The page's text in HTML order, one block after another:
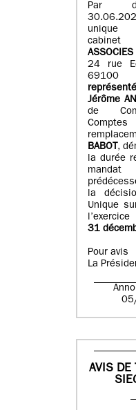
Par
ASSOCIES
24 rue
69100
r
Jérôme
de
BABOT,
la durée
la
Unique
31
Pour avis
La
AVIS DE